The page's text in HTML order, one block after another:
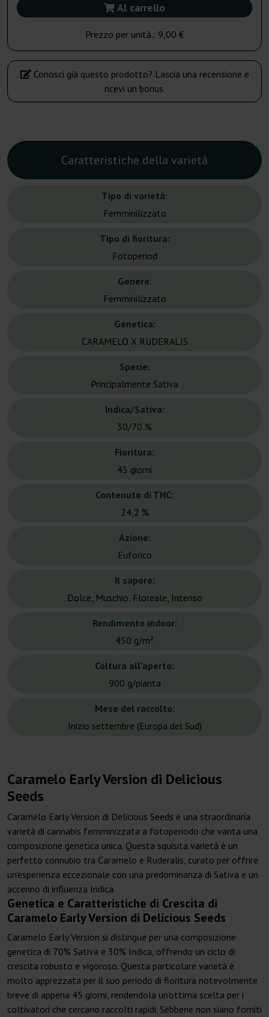
Al carrello
Prezzo per unità.: 9,00 €
Conosci già questo prodotto? Lascia una recensione e
ricevi un bonus.
Caratteristiche della varietà
Tipo di varietà:
Femminilizzato
Tipo di fioritura:
Fotoperiod
Genere:
Femminilizzato
Genetica:
CARAMELO X RUDERALIS
Specie:
Principalmente Sativa
Indica/Sativa:
30/70 %
Fioritura:
45 giorni
Contenuto di THC:
24,2 %
Azione:
Euforico
Il sapore:
Dolce, Muschio, Floreale, Intenso
Rendimento indoor:
450 g/m²
Coltura all'aperto:
900 g/pianta
Mese del raccolto:
Inizio settembre (Europa del Sud)
Caramelo Early Version di Delicious
Seeds
Caramelo Early Version di Delicious Seeds è una straordinaria
varietà di cannabis femminizzata a fotoperiodo che vanta una
composizione genetica unica. Questa squisita varietà è un
perfetto connubio tra Caramelo e Ruderalis, curato per offrire
un'esperienza eccezionale con una predominanza di Sativa e un
accenno di influenza Indica.
Genetica e Caratteristiche di Crescita di
Caramelo Early Version di Delicious Seeds
Caramelo Early Version si distingue per una composizione
genetica di 70% Sativa e 30% Indica, offrendo un ciclo di
crescita robusto e vigoroso. Questa particolare varietà è
molto apprezzata per il suo periodo di fioritura notevolmente
breve di appena 45 giorni, rendendola un'ottima scelta per i
coltivatori che cercano raccolti rapidi. Sebbene non siano forniti